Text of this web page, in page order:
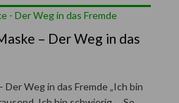
– Der Weg in das
Der Weg in das Fremde „Ich bin